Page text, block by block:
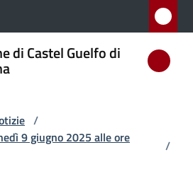
di Castel Guelfo di
/
9 giugno 2025 alle ore
/